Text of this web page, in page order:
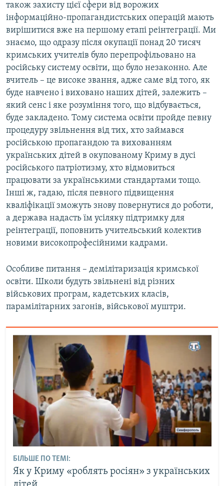
також захисту цієї сфери від ворожих
інформаційно-пропагандистських операцій мають
вирішитися вже на першому етапі реінтеграції. Ми
знаємо, що одразу після окупації понад 20 тисяч
кримських учителів було перепрофільовано на
російську систему освіти, що було незаконно. Але
вчитель – це високе звання, адже саме від того, як
буде навчено і виховано наших дітей, залежить –
який сенс і яке розуміння того, що відбувається,
буде закладено. Тому система освіти пройде певну
процедуру звільнення від тих, хто займався
російською пропагандою та вихованням
українських дітей в окупованому Криму в дусі
російського патріотизму, хто відмовиться
працювати за українськими стандартами тощо.
Інші ж, гадаю, після певного підвищення
кваліфікації зможуть знову повернутися до роботи,
а держава надасть їм усіляку підтримку для
реінтеграції, поповнить учительський колектив
новими високопрофесійними кадрами.
Особливе питання – демілітаризація кримської
освіти. Школи будуть звільнені від різних
військових програм, кадетських класів,
парамілітарних загонів, військової муштри.
БІЛЬШЕ ПО ТЕМІ:
Як у Криму «роблять росіян» з українських